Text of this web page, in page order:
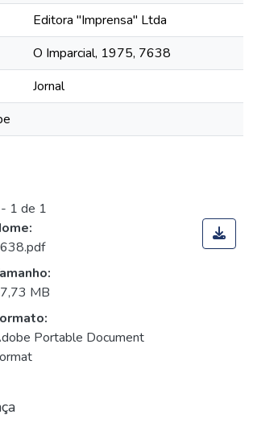
Editora "Imprensa" Ltda
O Imparcial, 1975, 7638
Jornal
1 de 1
MB
Portable Document